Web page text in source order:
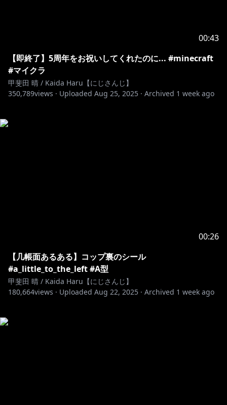
00:43
【即終了】5周年をお祝いしてくれたのに... #minecraft
#マイクラ
甲斐田 晴 / Kaida Haru【にじさんじ】
350,789views · Uploaded Aug 25, 2025 · Archived 1 week ago
00:26
【几帳面あるある】コップ裏のシール
#a_little_to_the_left #A型
甲斐田 晴 / Kaida Haru【にじさんじ】
180,664views · Uploaded Aug 22, 2025 · Archived 1 week ago